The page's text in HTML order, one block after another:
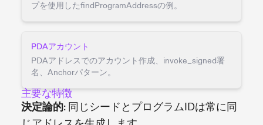
プを使用したfindProgramAddressの例。
PDAアカウント
PDAアドレスでのアカウント作成、invoke_signed署
名、Anchorパターン。
主要な特徴
決定論的: 同じシードとプログラムIDは常に同